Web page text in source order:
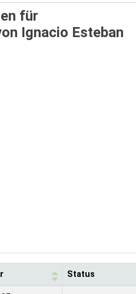
für
Ignacio Esteban
Status